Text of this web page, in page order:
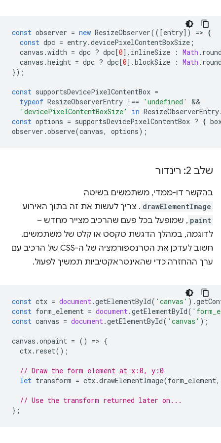
const observer = new ResizeObserver(([entry]) => {
const dpc = entry.devicePixelContentBoxSize ;
canvas .width = dpc ? dpc[0]. inlineSize : Math .
canvas .height = dpc ? dpc[0].blockSize : Math .
});
const supportsDevicePixelContentBox =
typeof ResizeObserverEntry !== 'undefined'
'devicePixelContentBoxSize'
in ResizeObserverEntry
const options = supportsDevicePixelContentBox ? {
observer .observe(canvas, options);
שלב 2: רינדור
בהקשר דו-ממדי, משתמשים בשיטה
drawElementImage . צריך לעשות את זה בתוך האירוע
paint , שמופעל בכל פעם שהרכיב מצייר מחדש –
לדוגמה, במהלך הדגשת טקסט או קלט של משתמשים.
חשוב לעדכן את הטרנספורמציה של ה-CSS של הרכיב עם
ערך ההחזרה כדי שהאינטראקטיביות תמשיך לפעול.
const ctx = document.getElementById( 'canvas' ).
const form_element = document.getElementById(
const canvas = document.getElementById( 'canvas' );
canvas .onpaint = () => {
ctx. reset();
// Draw the form element at x:0, y:0
let transform = ctx.drawElementImage(form_element,
// Use the transform returned later on...
};